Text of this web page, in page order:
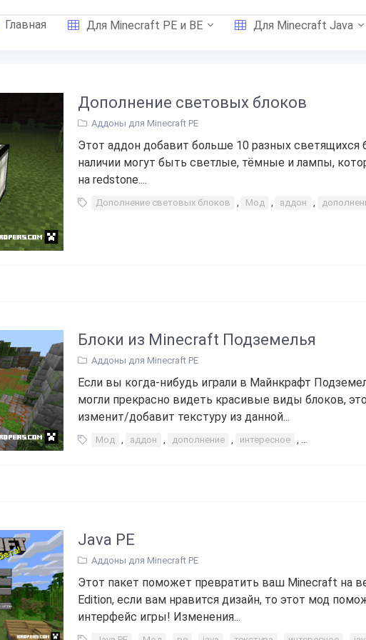
Главная Для Minecraft PE и BE Для Minecraft Java
Дополнение световых блоков
Аддоны для Minecraft PE
Этот аддон добавит больше 10 разных светящихся
наличии могут быть светлые, тёмные и лампы,
на redstone....
Дополнение световых блоков , Мод , аддон ,
Блоки из Minecraft Подземелья
Аддоны для Minecraft PE
Если вы когда-нибудь играли в Майнкрафт
могли прекрасно видеть красивые виды блоков,
изменит/добавит текстуру из данной...
Мод аддон дополнение интересное
Java PE
Аддоны для Minecraft PE
Этот пакет поможет превратить ваш Minecraft на
Edition, если вам нравится дизайн, то этот мод
интерфейс игры! Изменения...